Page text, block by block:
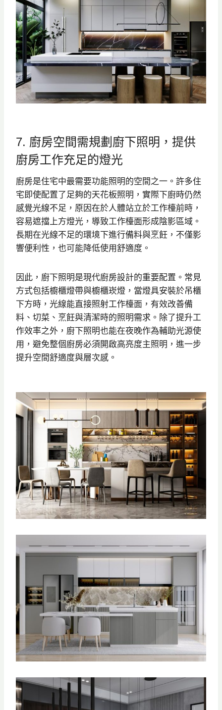
7. 廚房空間需規劃廚下照明，提供
廚房工作充足的燈光
廚房是住宅中最需要功能照明的空間之一。許多住
宅即使配置了足夠的天花板照明，實際下廚時仍然
感覺光線不足，原因在於人體站立於工作檯前時，
容易遮擋上方燈光，導致工作檯面形成陰影區域。
長期在光線不足的環境下進行備料與烹飪，不僅影
響便利性，也可能降低使用舒適度。
因此，廚下照明是現代廚房設計的重要配置。常見
方式包括櫥櫃燈帶與櫥櫃崁燈，當燈具安裝於吊櫃
下方時，光線能直接照射工作檯面，有效改善備
料、切菜、烹飪與清潔時的照明需求。除了提升工
作效率之外，廚下照明也能在夜晚作為輔助光源使
用，避免整個廚房必須開啟高亮度主照明，進一步
提升空間舒適度與層次感。